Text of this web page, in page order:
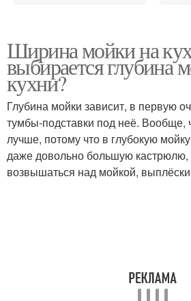
Мойка для кухни
Кухонные мойки
Ширина мойки на
выбирается глубина
кухни?
Глубина мойки зависит, в первую
тумбы-подставки под неё. Вообще,
лучше, потому что в глубокую
даже довольно большую кастрюлю,
возвышаться над мойкой,